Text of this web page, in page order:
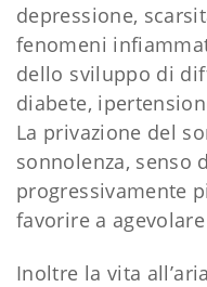
depressione,
fenomeni
dello sviluppo di
diabete,
La privazione del
sonnolenza, senso
progressivamente
favorire a
Inoltre la vita